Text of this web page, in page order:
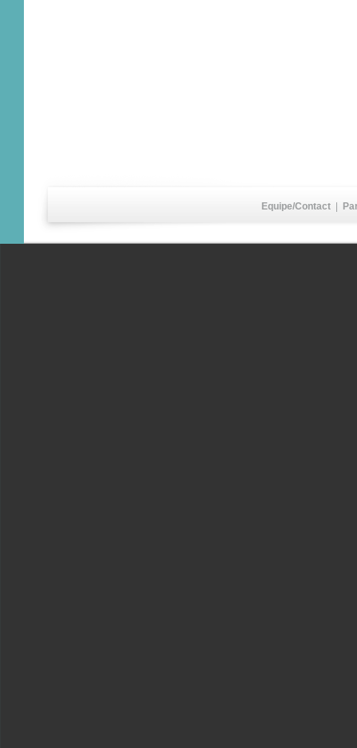
Equipe/Contact